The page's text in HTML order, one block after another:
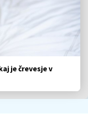
je črevesje v